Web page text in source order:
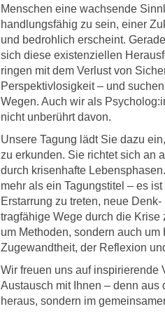
Menschen eine wachsende
handlungsfähig zu sein, einer
und bedrohlich erscheint.
sich diese existenziellen
ringen mit dem Verlust von
Perspektivlosigkeit – und
Wegen. Auch wir als
nicht unberührt davon.
Unsere Tagung lädt Sie dazu
zu erkunden. Sie richtet sich an
durch krisenhafte
mehr als ein Tagungstitel – es
Erstarrung zu treten, neue
tragfähige Wege durch die
um Methoden, sondern auch
Zugewandtheit, der Reflexion
Wir freuen uns auf inspirierende
Austausch mit Ihnen – denn
heraus, sondern im